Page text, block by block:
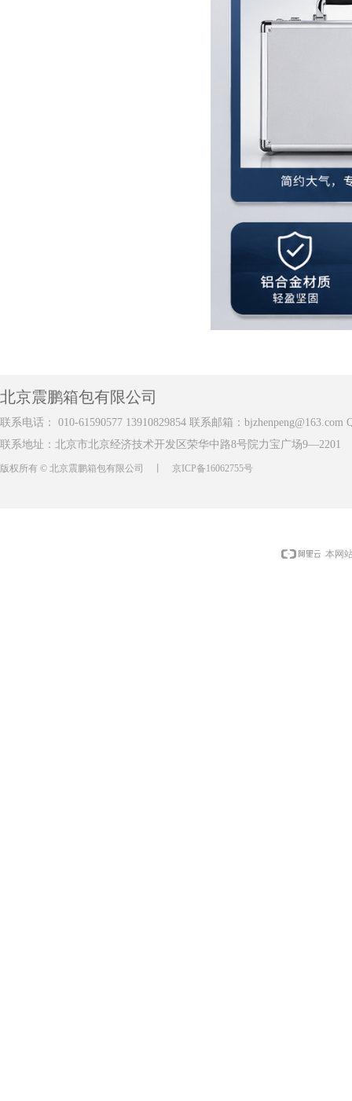
版权所有 © 北京震鹏箱包有限公司 京ICP备16062755号
联系电话： 010-61590577 13910829854 联系邮箱： bjzhenpeng@163.com
北京震鹏箱包有限公司
联系地址：北京市北京经济技术开发区荣华中路8号院力宝广场9—2201
本网